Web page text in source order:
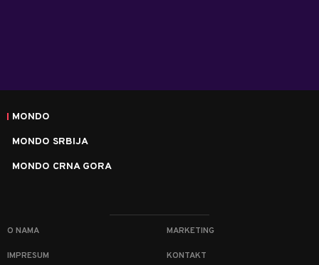
MONDO
MONDO SRBIJA
MONDO CRNA GORA
O NAMA MARKETING
IMPRESUM KONTAKT